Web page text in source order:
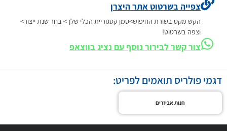
צפייה בשרטוט אתר היצרן
הקש מקט בשורת החיפוש>סמן קטגוריית הכלי שלך> בחר שנת ייצור>
וצפה בשרטוט!
צור קשר לבירור נוסף עם נציג בווצאפ
דגמי פולריס תואמים לפריט:
חנות אביזרים